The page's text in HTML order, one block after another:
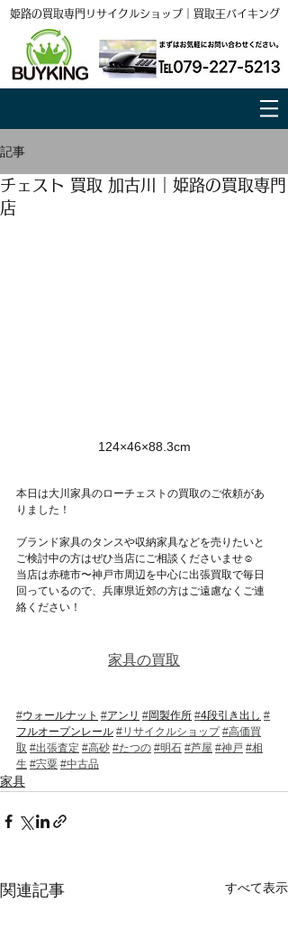
姫路の買取専門リサイクルショップ｜買取王バイキング
記事
チェスト 買取 加古川｜姫路の買取専門
店
124×46×88.3cm
本日は大川家具のローチェストの買取のご依頼があ
りました！
ブランド家具のタンスや収納家具などを売りたいと
ご検討中の方はぜひ当店にご相談くださいませ☺
当店は赤穂市〜神戸市周辺を中心に出張買取で毎日
回っているので、兵庫県近郊の方はご遠慮なくご連
絡ください！
家具の買取
#ウォールナット #アンリ #岡製作所 #4段引き出し #
フルオープンレール #リサイクルショップ #高価買
取 #出張査定 #高砂 #たつの #明石 #芦屋 #神戸 #相
生 #宍粟 #中古品
家具
関連記事 すべて表示